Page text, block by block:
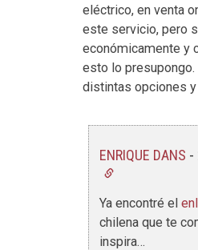
eléctrico, en venta
este servicio, pero
económicamente y
esto lo
distintas opciones y
ENRIQUE DANS -
Ya encontré el
chilena que te
inspira…